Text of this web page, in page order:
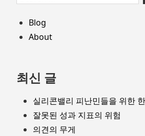
to
footer
for:
Blog
About
최신 글
실리콘밸리 피난민들을 위한
잘못된 성과 지표의 위험
의견의 무게